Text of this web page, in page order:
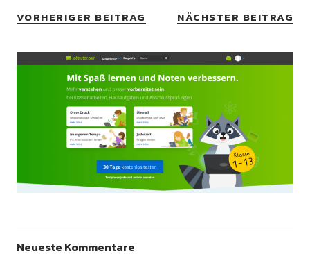
VORHERIGER BEITRAG NÄCHSTER BEITRAG
Neueste Kommentare